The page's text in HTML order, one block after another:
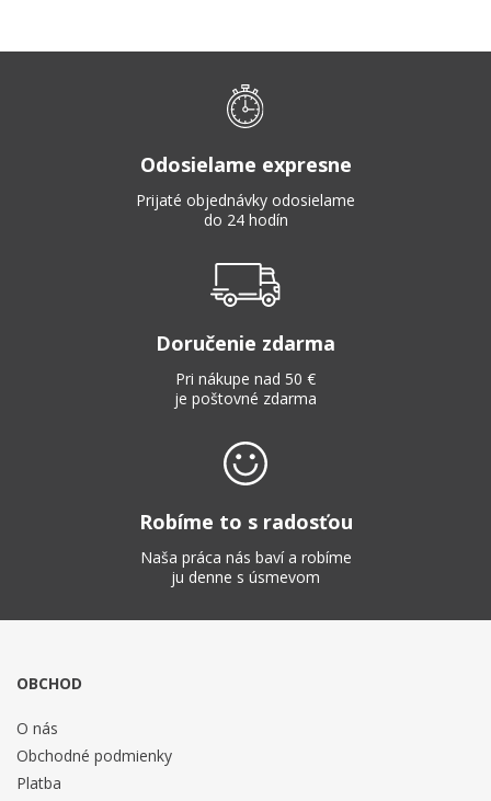
Odosielame expresne
Prijaté objednávky odosielame
do 24 hodín
Doručenie zdarma
Pri nákupe nad 50 €
je poštovné zdarma
Robíme to s radosťou
Naša práca nás baví a robíme
ju denne s úsmevom
OBCHOD
O nás
Obchodné podmienky
Platba